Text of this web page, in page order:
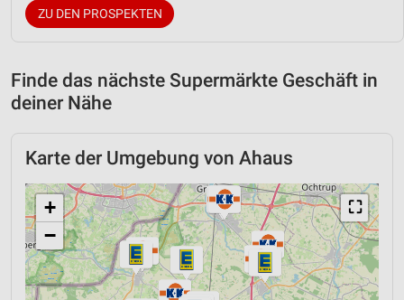
ZU DEN PROSPEKTEN
Finde das nächste Supermärkte Geschäft in
deiner Nähe
Karte der Umgebung von Ahaus
⛶
+
−